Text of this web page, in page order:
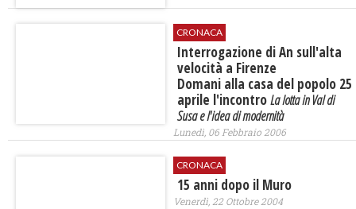
CRONACA
Interrogazione di An sull'alta
velocità a Firenze
Domani alla casa del popolo 25
aprile l'incontroLa lotta in Val di
Susa e l'idea di modernità
Lunedì, 06 Febbraio 2006
CRONACA
15 anni dopo il Muro
Venerdì, 22 Ottobre 2004